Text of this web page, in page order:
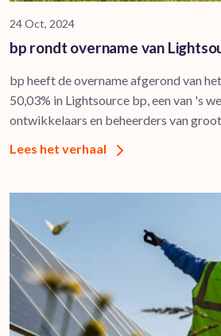
24 Oct, 2024
bp rondt overname van
bp heeft de overname afgerond van
50,03% in Lightsource bp, een van 's
ontwikkelaars en beheerders van
Lees het verhaal